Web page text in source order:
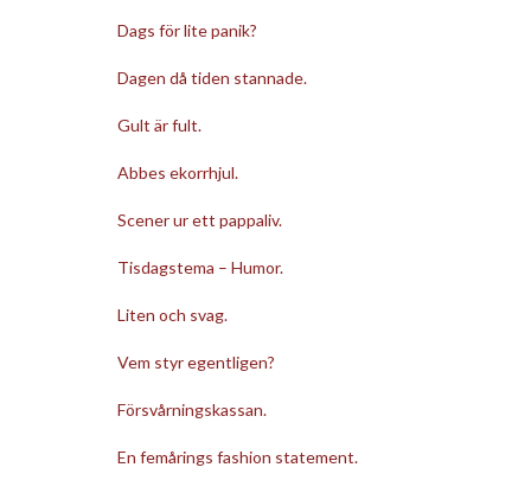
Dags för lite panik?
Dagen då tiden stannade.
Gult är fult.
Abbes ekorrhjul.
Scener ur ett pappaliv.
Tisdagstema – Humor.
Liten och svag.
Vem styr egentligen?
Försvårningskassan.
En femårings fashion statement.